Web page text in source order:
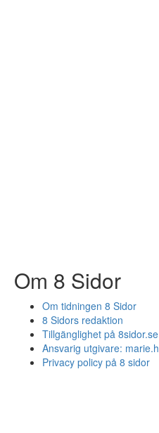
Om 8 Sidor
Om tidningen 8 Sidor
8 Sidors redaktion
Tillgänglighet på 8sidor.se
Ansvarig utgivare:
Privacy policy på 8 sidor